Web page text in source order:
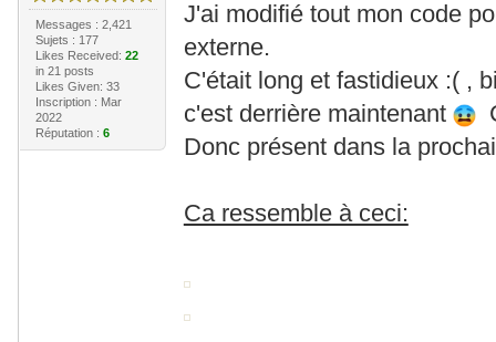
Messages : 2,421
Sujets : 177
Likes Received: 22
in 21 posts
Likes Given: 33
Inscription : Mar
2022
Réputation : 6
J'ai modifié tout mon code
externe.
C'était long et fastidieux :( ,
c'est derrière maintenant
Donc présent dans la
Ca ressemble à ceci: